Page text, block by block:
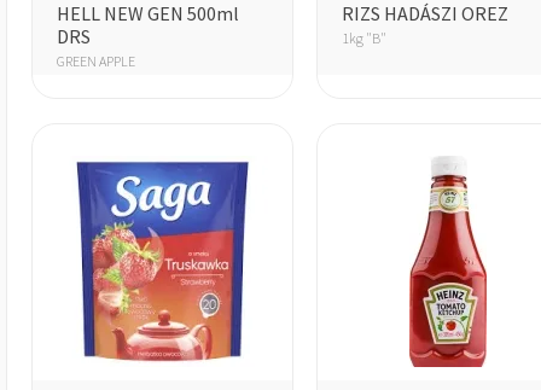
HELL NEW GEN 500ml
DRS
GREEN APPLE
RIZS HADÁSZI OREZ
1kg "B"